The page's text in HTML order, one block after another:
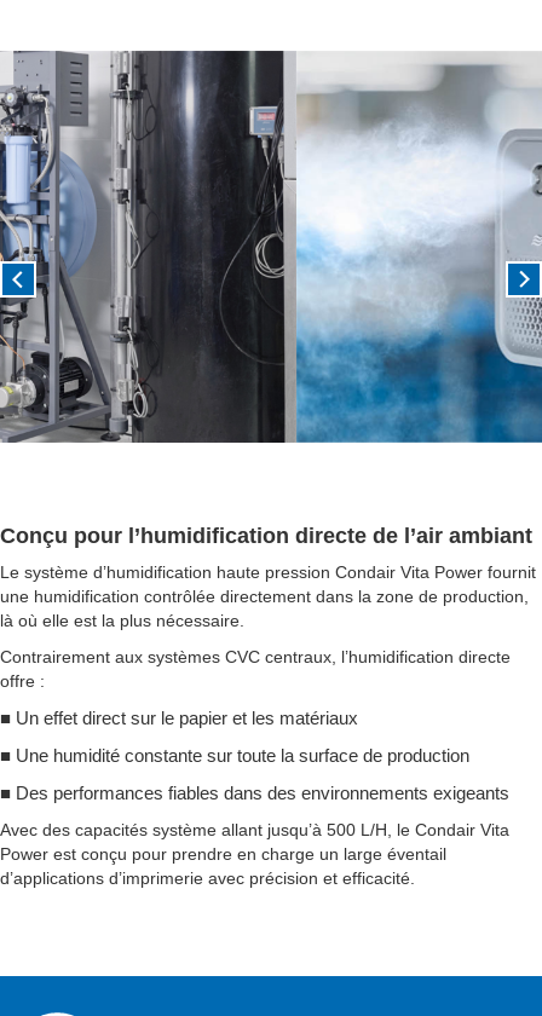
Previous
Conçu pour l’humidification directe de l’air ambiant
Le système d’humidification haute pression Condair Vita Power fournit
une humidification contrôlée directement dans la zone de production,
là où elle est la plus nécessaire.
Contrairement aux systèmes CVC centraux, l’humidification directe
offre :
■ Un effet direct sur le papier et les matériaux
■ Une humidité constante sur toute la surface de production
■ Des performances fiables dans des environnements exigeants
Avec des capacités système allant jusqu’à 500 L/H, le Condair Vita
Power est conçu pour prendre en charge un large éventail
d’applications d’imprimerie avec précision et efficacité.